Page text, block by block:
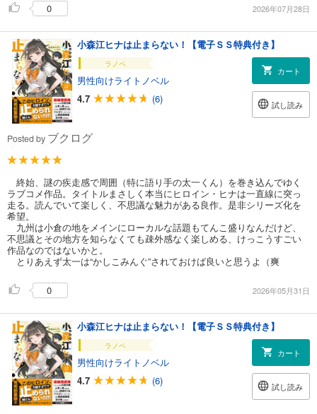
0 2026年07月28日
小森江ヒナは止まらない！【電子ＳＳ特典付き】
ラノベ
男性向けライトノベル
4.7
(6)
カート
試し読み
Posted by ブクログ
終始、謎の疾走感で周囲（特に語り手の太一くん）を巻き込んでゆく
ラブコメ作品。タイトルまさしく本当にヒロイン・ヒナは一直線に突っ
走る。読んでいて楽しく、不思議な魅力がある良作。是非シリーズ化を
希望。
九州は小倉の地をメインにローカルな話題もてんこ盛りなんだけど、
不思議とその地方を知らなくても疎外感なく楽しめる、けっこうすごい
作品なのではないかと。
とりあえず太一は“かしこみんぐ”されておけば良いと思うよ（爽
0 2026年05月31日
小森江ヒナは止まらない！【電子ＳＳ特典付き】
ラノベ
男性向けライトノベル
4.7
(6)
カート
試し読み